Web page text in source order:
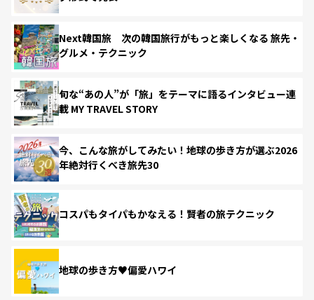
Next韓国旅 次の韓国旅行がもっと楽しくなる 旅先・
グルメ・テクニック
旬な“あの人”が「旅」をテーマに語るインタビュー連
載 MY TRAVEL STORY
今、こんな旅がしてみたい！地球の歩き方が選ぶ2026
年絶対行くべき旅先30
コスパもタイパもかなえる！賢者の旅テクニック
地球の歩き方♥偏愛ハワイ